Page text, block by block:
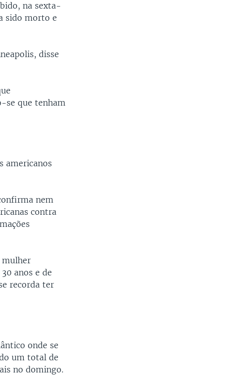
na sexta-
sido morto e
disse
se que tenham
americanos
nem
contra
mulher
anos e de
recorda ter
onde se
um total de
no domingo.